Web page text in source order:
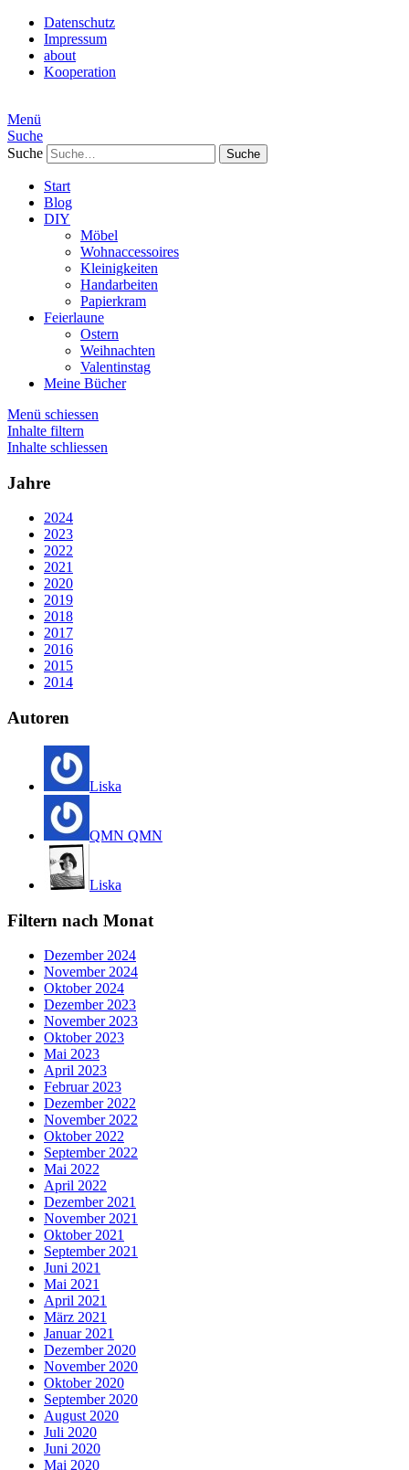
Datenschutz
Impressum
about
Kooperation
Menü
Suche
Suche
Start
Blog
DIY
Möbel
Wohnaccessoires
Kleinigkeiten
Handarbeiten
Papierkram
Feierlaune
Ostern
Weihnachten
Valentinstag
Meine Bücher
Menü schiessen
Inhalte filtern
Inhalte schliessen
Jahre
2024
2023
2022
2021
2020
2019
2018
2017
2016
2015
2014
Autoren
Liska
QMN QMN
Liska
Filtern nach Monat
Dezember 2024
November 2024
Oktober 2024
Dezember 2023
November 2023
Oktober 2023
Mai 2023
April 2023
Februar 2023
Dezember 2022
November 2022
Oktober 2022
September 2022
Mai 2022
April 2022
Dezember 2021
November 2021
Oktober 2021
September 2021
Juni 2021
Mai 2021
April 2021
März 2021
Januar 2021
Dezember 2020
November 2020
Oktober 2020
September 2020
August 2020
Juli 2020
Juni 2020
Mai 2020